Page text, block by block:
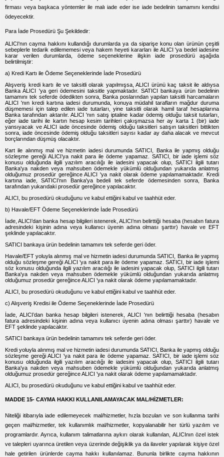
firması veya başkaca yöntemler ile malı iade eder ise iade bedelinin tamamını kendisi
ödeyecektir.
Para İade Prosedürü Şu Şekildedir:
ALICI'nın cayma hakkını kullandığı durumlarda ya da siparişe konu olan ürünün çeşitli
sebeplerle tedarik edilememesi veya hakem heyeti kararları ile ALICI 'ya bedel iadesine
karar verilen durumlarda, ödeme seçeneklerine ilişkin iade prosedürü aşağıda
belirtilmiştir:
a) Kredi Kartı ile Ödeme Seçeneklerinde İade Prosedürü
Alışveriş kredi kartı ile ve taksitli olarak yapılmışsa, ALICI ürünü kaç taksit ile aldıysa
Banka ALICI 'ya geri ödemesini taksitle yapmaktadır. SATICI bankaya ürün bedelinin
tamamını tek seferde ödedikten sonra, Banka poslarından yapılan taksitli harcamaların
ALICI 'nın kredi kartına iadesi durumunda, konuya müdahil tarafların mağdur duruma
düşmemesi için talep edilen iade tutarları, yine taksitli olarak hamil taraf hesaplarına
Banka tarafından aktarılır. ALICI 'nın satış iptaline kadar ödemiş olduğu taksit tutarları,
eğer iade tarihi ile kartın hesap kesim tarihleri çakışmazsa her ay karta 1 (bir) iade
yansıyacak ve ALICI iade öncesinde ödemiş olduğu taksitleri satışın taksitleri bittikten
sonra, iade öncesinde ödemiş olduğu taksitleri sayısı kadar ay daha alacak ve mevcut
borçlarından düşmüş olacaktır.
Kart ile alınmış mal ve hizmetin iadesi durumunda SATICI, Banka ile yapmış olduğu
sözleşme gereği ALICI’ya nakit para ile ödeme yapamaz. SATICI, bir iade işlemi söz
konusu olduğunda ilgili yazılım aracılığı ile iadesini yapacak olup, SATICI ilgili tutarı
Banka'ya nakden veya mahsuben ödemekle yükümlü olduğundan yukarıda anlatmış
olduğumuz prosedür gereğince ALICI 'ya nakit olarak ödeme yapılamamaktadır. Kredi
kartına iade, SATICI’nın Banka'ya bedeli tek seferde ödemesinden sonra, Banka
tarafından yukarıdaki prosedür gereğince yapılacaktır.
ALICI, bu prosedürü okuduğunu ve kabul ettiğini kabul ve taahhüt eder.
b) Havale/EFT Ödeme Seçeneklerinde İade Prosedürü
İade, ALICI’dan banka hesap bilgileri istenerek, ALICI’nın belirttiği hesaba (hesabın fatura
adresindeki kişinin adına veya kullanıcı üyenin adına olması şarttır) havale ve EFT
şeklinde yapılacaktır.
SATICI bankaya ürün bedelinin tamamını tek seferde geri öder.
Havale/EFT yoluyla alınmış mal ve hizmetin iadesi durumunda SATICI, Banka ile yapmış
olduğu sözleşme gereği ALICI 'ya nakit para ile ödeme yapamaz. SATICI, bir iade işlemi
söz konusu olduğunda ilgili yazılım aracılığı ile iadesini yapacak olup, SATICI ilgili tutarı
Banka'ya nakden veya mahsuben ödemekle yükümlü olduğundan yukarıda anlatmış
olduğumuz prosedür gereğince ALICI 'ya nakit olarak ödeme yapılamamaktadır.
ALICI, bu prosedürü okuduğunu ve kabul ettiğini kabul ve taahhüt eder.
c) Alışveriş Kredisi ile Ödeme Seçeneklerinde İade Prosedürü
İade, ALICI’dan banka hesap bilgileri istenerek, ALICI 'nın belirttiği hesaba (hesabın
fatura adresindeki kişinin adına veya kullanıcı üyenin adına olması şarttır) havale ve
EFT şeklinde yapılacaktır.
SATICI bankaya ürün bedelinin tamamını tek seferde geri öder.
Kredi yoluyla alınmış mal ve hizmetin iadesi durumunda SATICI, Banka ile yapmış olduğu
sözleşme gereği ALICI 'ya nakit para ile ödeme yapamaz. SATICI, bir iade işlemi söz
konusu olduğunda ilgili yazılım aracılığı ile iadesini yapacak olup, SATICI ilgili tutarı
Banka'ya nakden veya mahsuben ödemekle yükümlü olduğundan yukarıda anlatmış
olduğumuz prosedür gereğince ALICI 'ya nakit olarak ödeme yapılamamaktadır.
ALICI, bu prosedürü okuduğunu ve kabul ettiğini kabul ve taahhüt eder.
MADDE 15- CAYMA HAKKI KULLANILAMAYACAK MAL/HİZMETLER:
Niteliği itibarıyla iade edilemeyecek mal/hizmetler, hızla bozulan ve son kullanma tarihi
geçen mal/hizmetler, tek kullanımlık mal/hizmetler, kopyalanabilir her türlü yazılım ve
programlardır. Ayrıca, kullanım talimatlarına aykırı olarak kullanılan, ALICInın özel istek
ve talepleri uyarınca üretilen veya üzerinde değişiklik ya da ilaveler yapılarak kişiye özel
hale getirilen ürünlerde cayma hakkı kullanılamaz. Bununla birlikte cayma hakkının